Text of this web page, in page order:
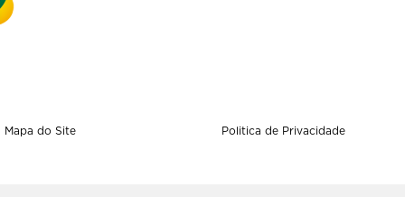
Mapa do Site Politica de Privacidade